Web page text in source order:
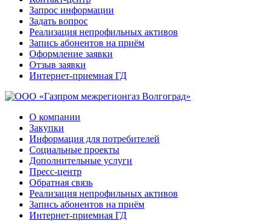
Запрос информации
Задать вопрос
Реализация непрофильных активов
Запись абонентов на приём
Оформление заявки
Отзыв заявки
Интернет-приемная ГД
О компании
Закупки
Информация для потребителей
Социальные проекты
Дополнительные услуги
Пресс-центр
Обратная связь
Реализация непрофильных активов
Запись абонентов на приём
Интернет-приемная ГД